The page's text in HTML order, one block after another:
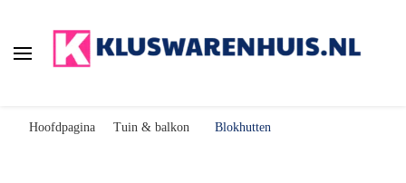
Hoofdpagina Tuin & balkon Blokhutten